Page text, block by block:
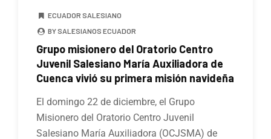
ECUADOR SALESIANO
BY SALESIANOS ECUADOR
Grupo misionero del Oratorio Centro
Juvenil Salesiano María Auxiliadora de
Cuenca vivió su primera misión navideña
El domingo 22 de diciembre, el Grupo
Misionero del Oratorio Centro Juvenil
Salesiano María Auxiliadora (OCJSMA) de